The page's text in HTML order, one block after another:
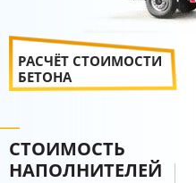
РАСЧЁТ СТОИМОСТИ
БЕТОНА
СТОИМОСТЬ
НАПОЛНИТЕЛЕЙ